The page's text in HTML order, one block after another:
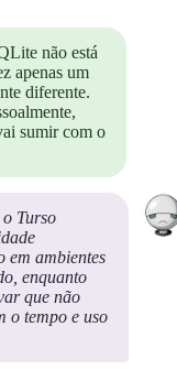
não está
apenas um
diferente.
sumir com o
Turso
em ambientes
enquanto
que não
o tempo e uso